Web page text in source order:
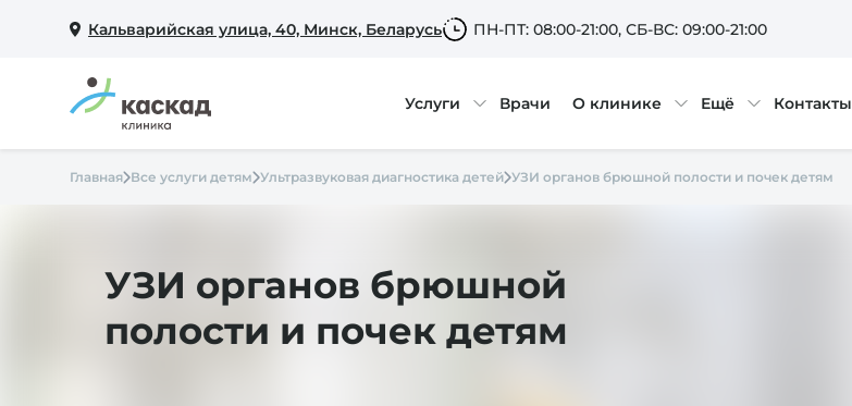
Кальварийская улица, 40, Минск, Беларусь ПН-ПТ: 08:00-21:00, СБ-ВС: 09:00-21:00
Услуги Врачи О клинике Ещё Контакты
Главная Все услуги детям Ультразвуковая диагностика детей УЗИ органов брюшной полости и почек детям
УЗИ органов брюшной
полости и почек детям